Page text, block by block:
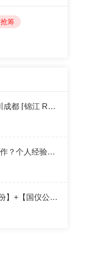
抢筹
REITs打新日历：四川成都 ⌈锦江 REIT⌋ 本周四售！（附认购操作指南）
2026夜市委托怎么操作？个人经验攻略全分享
新股发行：【展芯股份】+【国仪公司】+【超纯应材】本周可申购！（附打新神器）